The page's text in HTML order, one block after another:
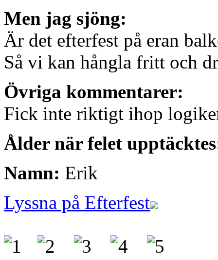
Men jag sjöng:
Är det efterfest på eran
Så vi kan hångla fritt och
Övriga kommentarer:
Fick inte riktigt ihop
Ålder när felet
Namn: Erik
Lyssna på Efterfest